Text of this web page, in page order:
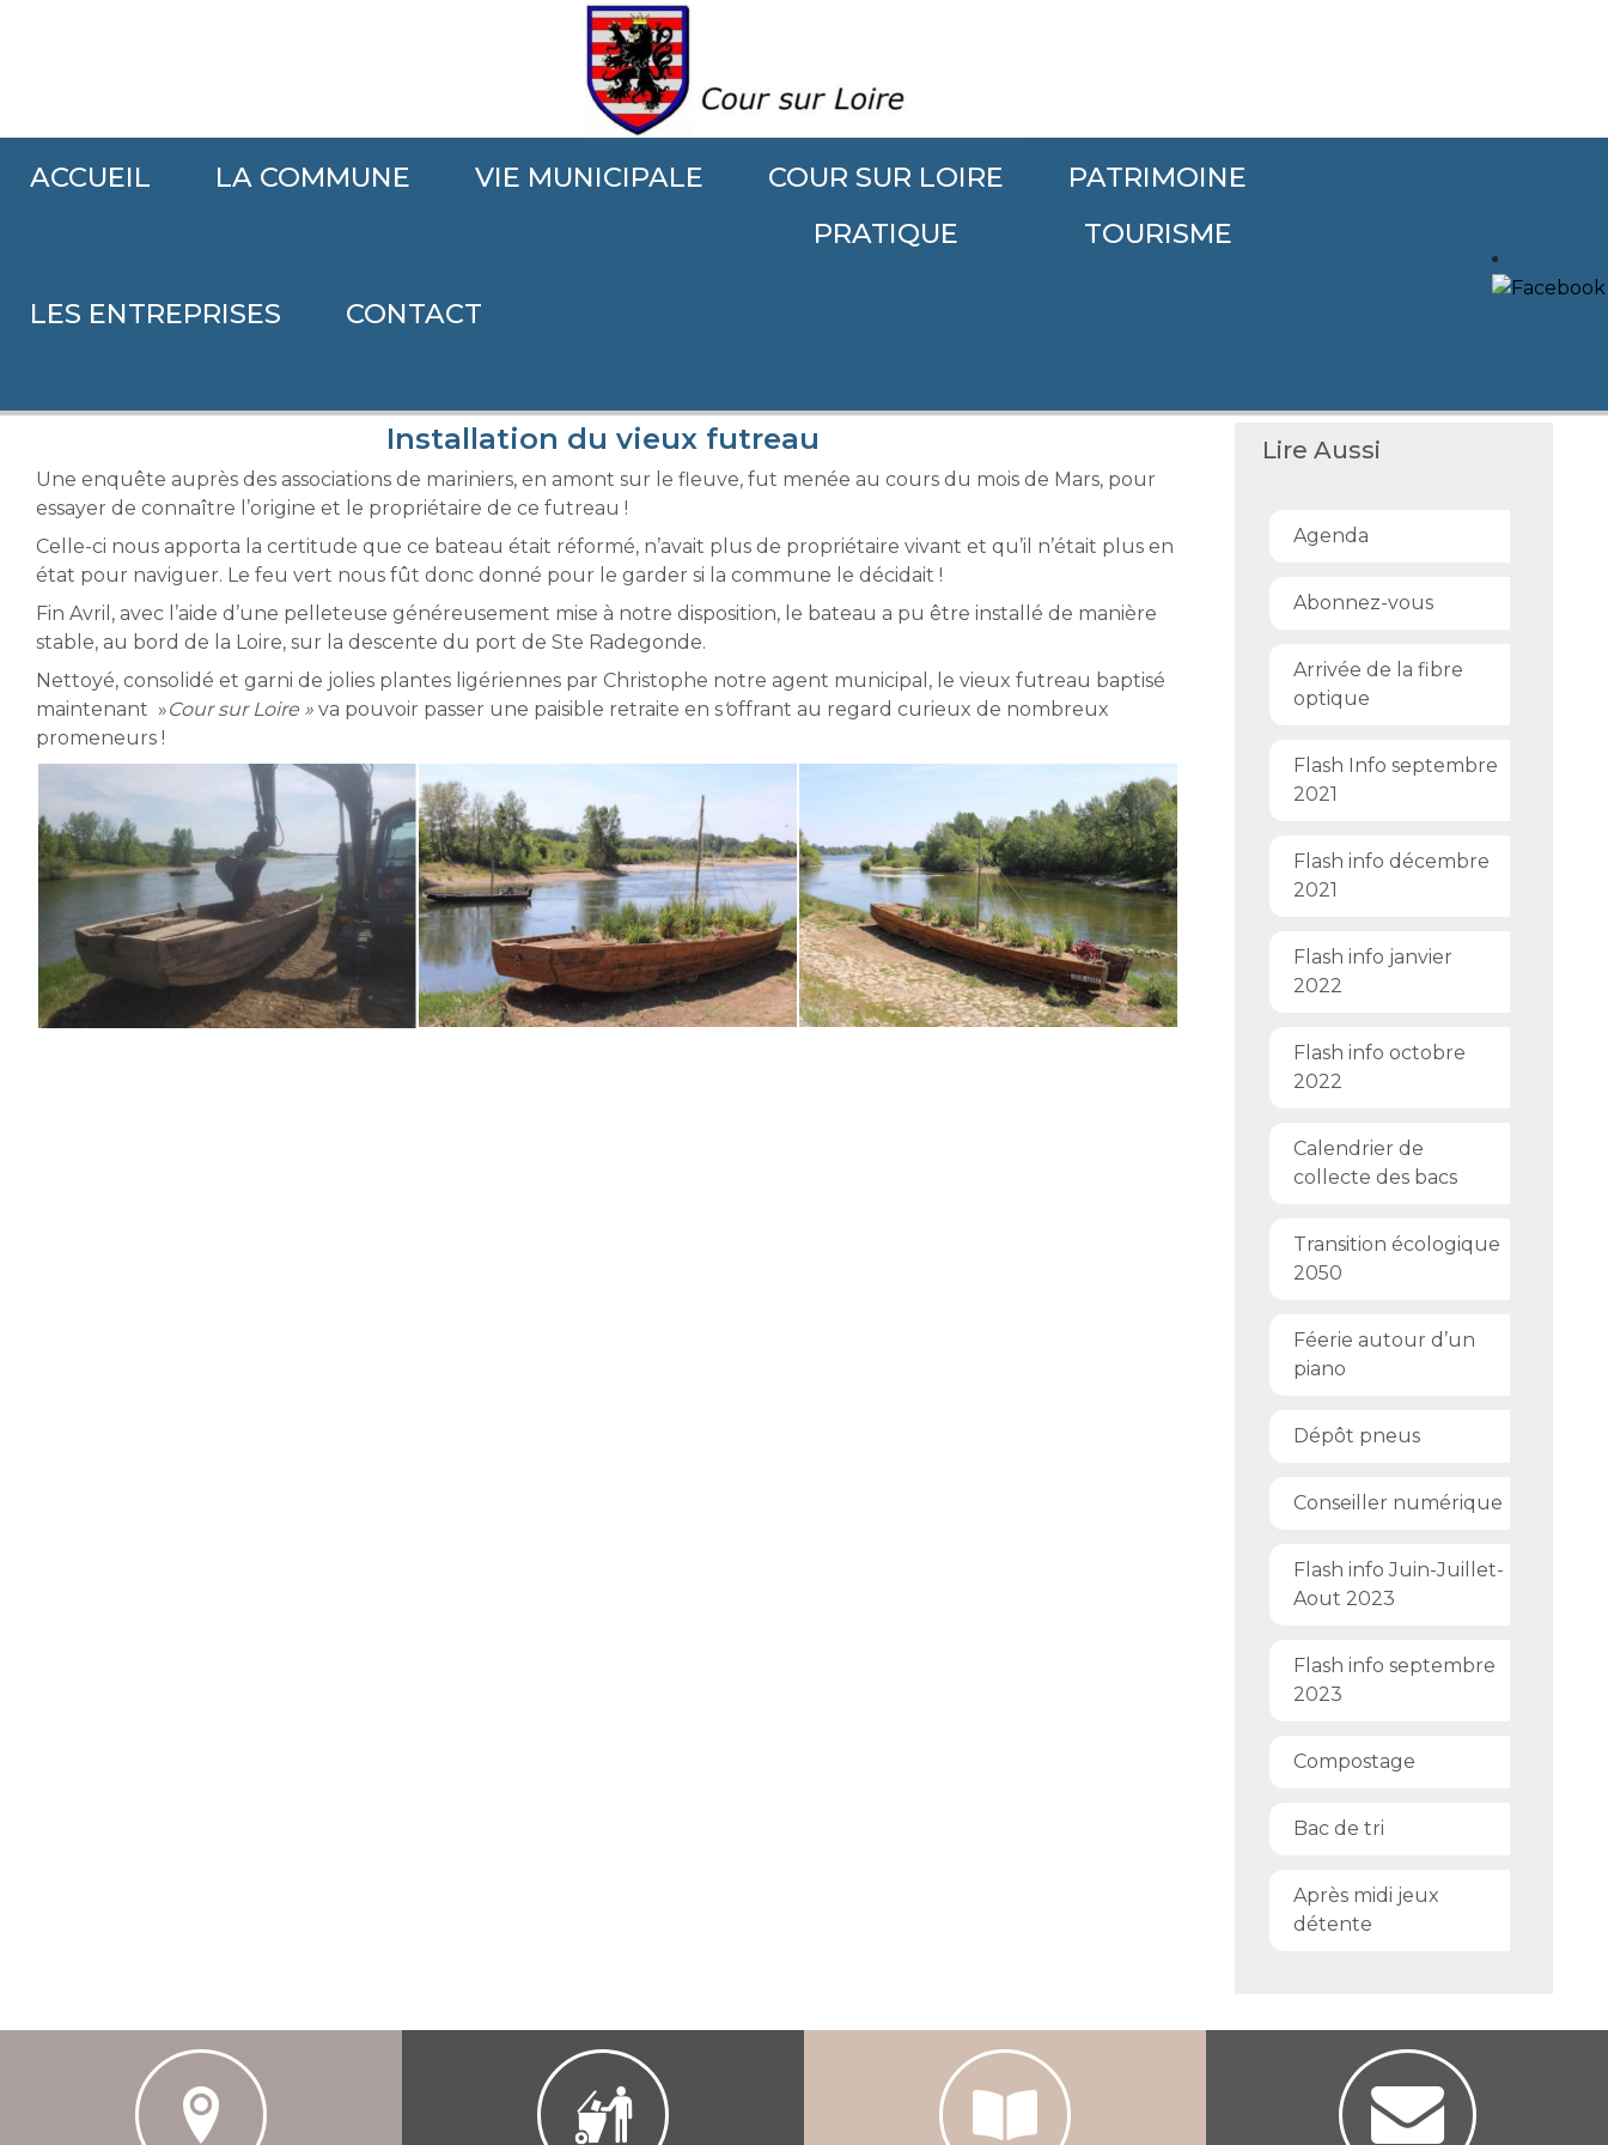
ACCUEIL
LA COMMUNE
VIE MUNICIPALE
COUR SUR LOIRE
PRATIQUE
PATRIMOINE
TOURISME
LES ENTREPRISES
CONTACT
Installation du vieux futreau
Installation du vieux futreau
Une enquête auprès des associations de mariniers, en amont sur le fleuve, fut menée au cours du mois de Mars, pour
essayer de connaître l’origine et le propriétaire de ce futreau !
Celle-ci nous apporta la certitude que ce bateau était réformé, n’avait plus de propriétaire vivant et qu’il n’était plus en
état pour naviguer. Le feu vert nous fût donc donné pour le garder si la commune le décidait !
Fin Avril, avec l’aide d’une pelleteuse généreusement mise à notre disposition, le bateau a pu être installé de manière
stable, au bord de la Loire, sur la descente du port de Ste Radegonde.
Nettoyé, consolidé et garni de jolies plantes ligériennes par Christophe notre agent municipal, le vieux futreau baptisé
maintenant »Cour sur Loire » va pouvoir passer une paisible retraite en soffrant au regard curieux de nombreux
promeneurs !
Lire Aussi
Agenda
Abonnez-vous
Arrivée de la fibre
optique
Flash Info septembre
2021
Flash info décembre
2021
Flash info janvier
2022
Flash info octobre
2022
Calendrier de
collecte des bacs
Transition écologique
2050
Féerie autour d’un
piano
Dépôt pneus
Conseiller numérique
Flash info Juin-Juillet-
Aout 2023
Flash info septembre
2023
Compostage
Bac de tri
Après midi jeux
détente